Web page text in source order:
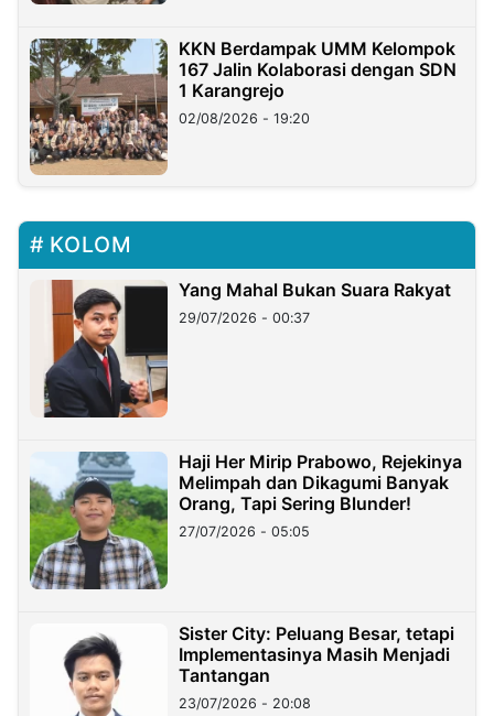
KKN Berdampak UMM Kelompok
167 Jalin Kolaborasi dengan SDN
1 Karangrejo
02/08/2026 - 19:20
KOLOM
Yang Mahal Bukan Suara Rakyat
29/07/2026 - 00:37
Haji Her Mirip Prabowo, Rejekinya
Melimpah dan Dikagumi Banyak
Orang, Tapi Sering Blunder!
27/07/2026 - 05:05
Sister City: Peluang Besar, tetapi
Implementasinya Masih Menjadi
Tantangan
23/07/2026 - 20:08